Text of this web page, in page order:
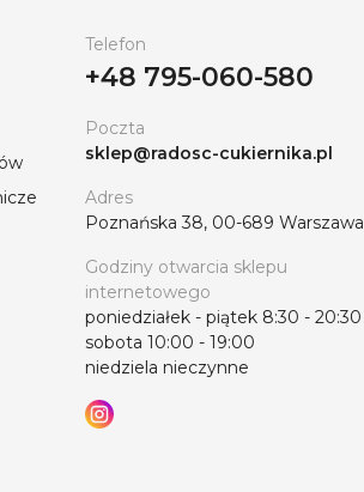
Telefon
+48 795-060-580
Poczta
sklep@radosc-cukiernika.pl
Adres
Poznańska 38, 00-689 Warszawa
Godziny otwarcia sklepu
internetowego
poniedziałek - piątek 8:30 - 20:30
sobota 10:00 - 19:00
niedziela nieczynne